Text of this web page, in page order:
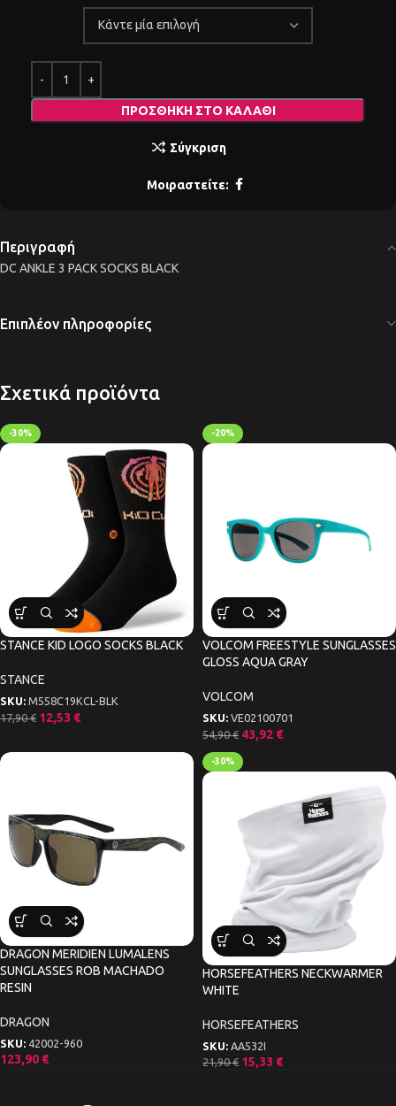
ΠΡΟΣΘΉΚΗ ΣΤΟ ΚΑΛΆΘΙ
Σύγκριση
Μοιραστείτε:
Περιγραφή
DC ANKLE 3 PACK SOCKS BLACK
Επιπλέον πληροφορίες
Σχετικά προϊόντα
-30%
STANCE KID LOGO SOCKS BLACK
STANCE
SKU: M558C19KCL-BLK
17,90€ 12,53 €
-20%
VOLCOM FREESTYLE SUNGLASSES
GLOSS AQUA GRAY
VOLCOM
SKU: VE02100701
54,90€ 43,92 €
DRAGON MERIDIEN LUMALENS
SUNGLASSES ROB MACHADO
RESIN
DRAGON
SKU: 42002-960
123,90 €
-30%
HORSEFEATHERS NECKWARMER
WHITE
HORSEFEATHERS
SKU: AA532I
21,90€ 15,33 €